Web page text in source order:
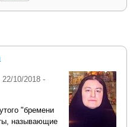
22/10/2018 -
"бремени
называющие